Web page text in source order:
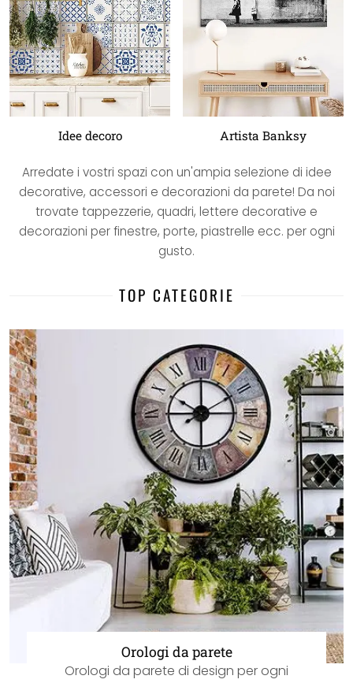
Arredate i vostri spazi con un'ampia selezione di idee
decorative, accessori e decorazioni da parete! Da noi
trovate tappezzerie, quadri, lettere decorative e
decorazioni per finestre, porte, piastrelle ecc. per ogni
gusto.
Idee decoro Artista Banksy
TOP CATEGORIE
Orologi da parete
Orologi da parete di design per ogni